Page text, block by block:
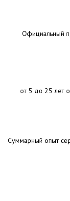
Официальный
от 5 до 25 лет
Суммарный опыт